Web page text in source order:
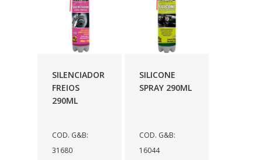
SILENCIADOR
FREIOS
290ML
COD. G&B:
31680
SILICONE
SPRAY 290ML
COD. G&B:
16044